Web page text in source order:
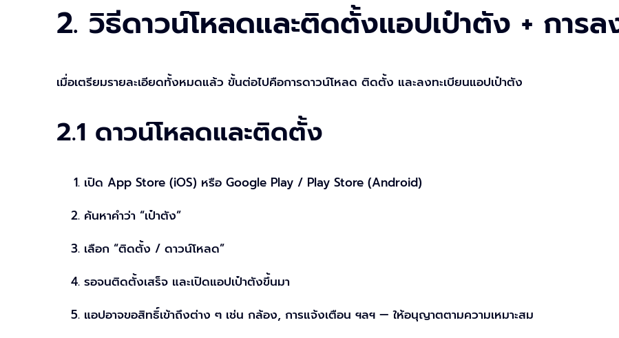
2. วิธีดาวน์โหลดและติดตั้งแอปเป๋าตัง + การล
เมื่อเตรียมรายละเอียดทั้งหมดแล้ว ขั้นต่อไปคือการดาวน์โหลด ติดตั้ง และลงทะเบียนแอปเป๋าตัง
2.1 ดาวน์โหลดและติดตั้ง
เปิด App Store (iOS) หรือ Google Play / Play Store (Android)
ค้นหาคำว่า “เป๋าตัง”
เลือก “ติดตั้ง / ดาวน์โหลด”
รอจนติดตั้งเสร็จ และเปิดแอปเป๋าตังขึ้นมา
แอปอาจขอสิทธิ์เข้าถึงต่าง ๆ เช่น กล้อง, การแจ้งเตือน ฯลฯ — ให้อนุญาตตามความเหมาะสม